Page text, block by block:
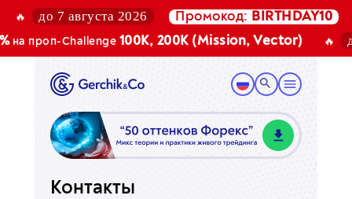
до 7 августа 2026 Промокод:BIRTHDAY10
проп-Challenge100K, 200K (Mission, Vector)
Контакты